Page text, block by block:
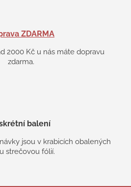
ZDARMA
2000 Kč u nás máte dopravu
zdarma.
balení
jsou v krabicích obalených
strečovou fólií.